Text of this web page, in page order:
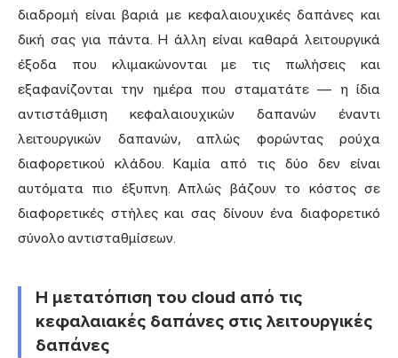
διαδρομή είναι βαριά με κεφαλαιουχικές δαπάνες και
δική σας για πάντα. Η άλλη είναι καθαρά λειτουργικά
έξοδα που κλιμακώνονται με τις πωλήσεις και
εξαφανίζονται την ημέρα που σταματάτε — η ίδια
αντιστάθμιση κεφαλαιουχικών δαπανών έναντι
λειτουργικών δαπανών, απλώς φορώντας ρούχα
διαφορετικού κλάδου. Καμία από τις δύο δεν είναι
αυτόματα πιο έξυπνη. Απλώς βάζουν το κόστος σε
διαφορετικές στήλες και σας δίνουν ένα διαφορετικό
σύνολο αντισταθμίσεων.
Η μετατόπιση του cloud από τις
κεφαλαιακές δαπάνες στις λειτουργικές
δαπάνες